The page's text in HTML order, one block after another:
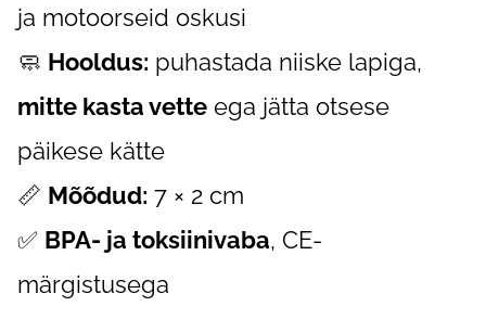
ja motoorseid oskusi
🧼 Hooldus: puhastada niiske lapiga,
mitte kasta vette ega jätta otsese
päikese kätte
📏 Mõõdud: 7 × 2 cm
✅ BPA- ja toksiinivaba, CE-
märgistusega